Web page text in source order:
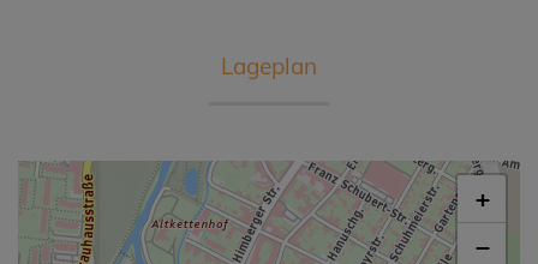
Lageplan
+
−